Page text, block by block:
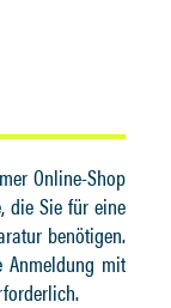
Online-Shop
die Sie für eine
benötigen.
Anmeldung mit